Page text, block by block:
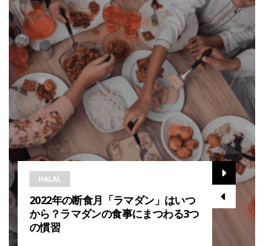
HALAL
2022年の断食月「ラマダン」はいつ
から？ラマダンの食事にまつわる3つ
の慣習